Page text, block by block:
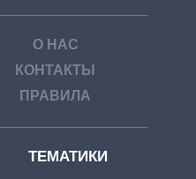
О НАС
КОНТАКТЫ
ПРАВИЛА
ТЕМАТИКИ